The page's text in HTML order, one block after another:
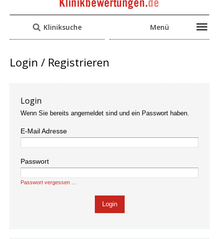
Kliniksuche Menü
Login / Registrieren
Login
Wenn Sie bereits angemeldet sind und ein Passwort haben.
E-Mail Adresse
Passwort
Passwort vergessen …